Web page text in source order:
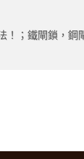
！；鐵閘鎖，